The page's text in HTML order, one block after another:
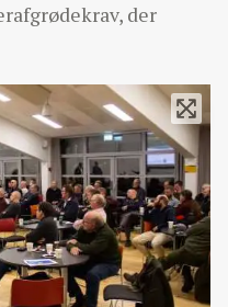
der